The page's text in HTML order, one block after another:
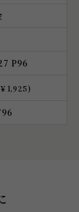
P96
1,925)